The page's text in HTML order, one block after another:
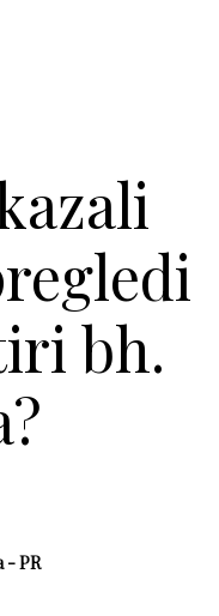
bh.
- PR